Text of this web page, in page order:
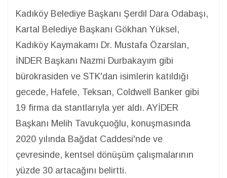
Kadıköy Belediye Başkanı Şerdil Dara Odabaşı,
Kartal Belediye Başkanı Gökhan Yüksel,
Kadıköy Kaymakamı Dr. Mustafa Özarslan,
İNDER Başkanı Nazmi Durbakayım gibi
bürokrasiden ve STK'dan isimlerin katıldığı
gecede, Hafele, Teksan, Coldwell Banker gibi
19 firma da stantlarıyla yer aldı. AYİDER
Başkanı Melih Tavukçuoğlu, konuşmasında
2020 yılında Bağdat Caddesi'nde ve
çevresinde, kentsel dönüşüm çalışmalarının
yüzde 30 artacağını belirtti.